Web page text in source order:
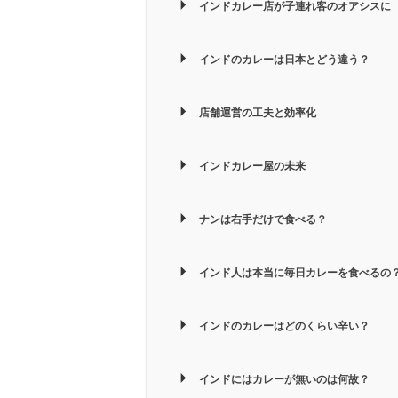
インドカレー店が子連れ客のオアシスに
インドのカレーは日本とどう違う？
店舗運営の工夫と効率化
インドカレー屋の未来
ナンは右手だけで食べる？
インド人は本当に毎日カレーを食べるの
インドのカレーはどのくらい辛い？
インドにはカレーが無いのは何故？